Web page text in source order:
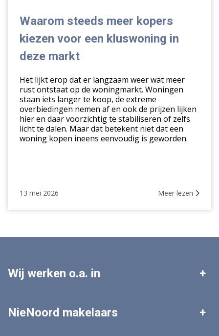
kopers
voor
een
deze
markt
Waarom steeds meer kopers
kiezen voor een kluswoning in
deze markt
Het lijkt erop dat er langzaam weer wat meer
rust ontstaat op de woningmarkt. Woningen
staan iets langer te koop, de extreme
overbiedingen nemen af en ook de prijzen lijken
hier en daar voorzichtig te stabiliseren of zelfs
licht te dalen. Maar dat betekent niet dat een
woning kopen ineens eenvoudig is geworden.
13 mei 2026 Meer lezen
Wij werken o.a. in
NieNoord makelaars